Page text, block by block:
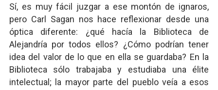
Sí, es muy fácil juzgar a ese montón de ignaros,
pero Carl Sagan nos hace reflexionar desde una
óptica diferente: ¿qué hacía la Biblioteca de
Alejandría por todos ellos? ¿Cómo podrían tener
idea del valor de lo que en ella se guardaba? En la
Biblioteca sólo trabajaba y estudiaba una élite
intelectual; la mayor parte del pueblo veía a esos